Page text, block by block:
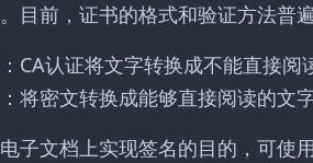
目前，证书的格式和验证方法普
CA认证将文字转换成不能直接
将密文转换成能够直接阅读的文
子文档上实现签名的目的，可使